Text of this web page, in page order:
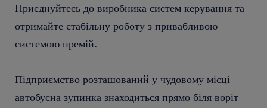
Приєднуйтесь до виробника систем керування та
отримайте стабільну роботу з привабливою
системою премій.
Підприємство розташований у чудовому місці —
автобусна зупинка знаходиться прямо біля воріт